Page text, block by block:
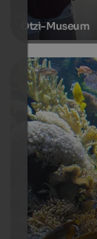
Ötzi-Museum